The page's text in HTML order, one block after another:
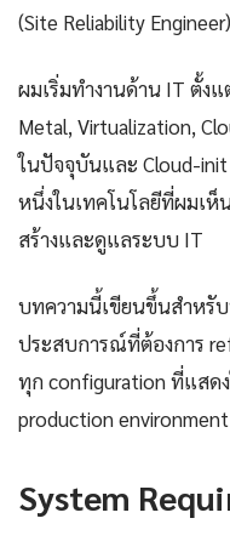
(Site Reliability
ผมเริ่มทำงานด้าน IT ตั้ง
Metal, Virtualization,
ในปัจจุบันและ Cloud-init
หนึ่งในเทคโนโลยีที่ผมเห็
สร้างและดูแลระบบ IT
บทความนี้เขียนขึ้นสำหรั
ประสบการณ์ที่ต้องการ
ทุก configuration ที่แสด
production environment
System